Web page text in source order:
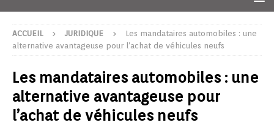
ACCUEIL JURIDIQUE
Les mandataires automobiles : une
alternative avantageuse pour l’achat de véhicules neufs
Les mandataires automobiles : une
alternative avantageuse pour
l’achat de véhicules neufs